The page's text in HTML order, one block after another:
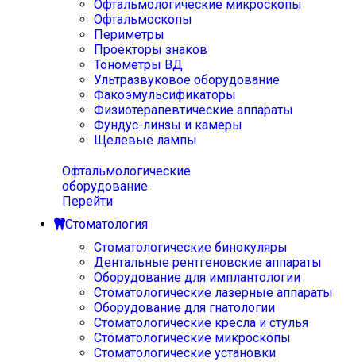
Офтальмологические микроскопы
Офтальмоскопы
Периметры
Проекторы знаков
Тонометры ВД
Ультразвуковое оборудование
Факоэмульсификаторы
Физиотерапевтические аппараты
Фундус-линзы и камеры
Щелевые лампы
Офтальмологические
оборудование
Перейти
Стоматология
Стоматологические бинокуляры
Дентальные рентгеновские аппараты
Оборудование для имплантологии
Стоматологические лазерные аппараты
Оборудование для гнатологии
Стоматологические кресла и стулья
Стоматологические микроскопы
Стоматологические установки